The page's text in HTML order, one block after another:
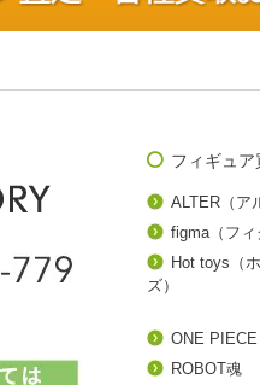
フィギュ
ALTER（ア
figma（フィ
Hot toys（
ズ）
ONE PIECE
ROBOT魂